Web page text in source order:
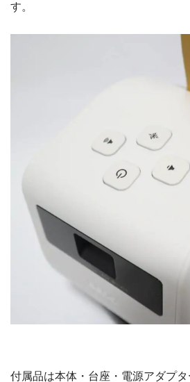
す。
付属品は本体・台座・電源アダプ